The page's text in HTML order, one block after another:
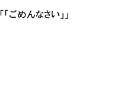
ァ' ＼ l: | ﾊ
「ごめんなさい」」
‘，:', ━━ | |
∧ ━ ＼| ━━